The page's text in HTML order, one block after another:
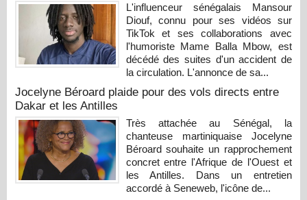
L'influenceur sénégalais Mansour
Diouf, connu pour ses vidéos sur
TikTok et ses collaborations avec
l'humoriste Mame Balla Mbow, est
décédé des suites d'un accident de
la circulation. L'annonce de sa...
Jocelyne Béroard plaide pour des vols directs entre
Dakar et les Antilles
Très attachée au Sénégal, la
chanteuse martiniquaise Jocelyne
Béroard souhaite un rapprochement
concret entre l'Afrique de l'Ouest et
les Antilles. Dans un entretien
accordé à Seneweb, l'icône de...